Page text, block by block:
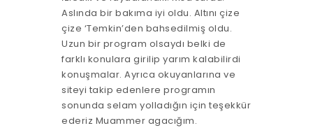
Aslında bir bakıma iyi oldu. Altını çize
çize ‘Temkin’den bahsedilmiş oldu.
Uzun bir program olsaydı belki de
farklı konulara girilip yarım kalabilirdi
konuşmalar. Ayrıca okuyanlarına ve
siteyi takip edenlere programın
sonunda selam yolladığın için teşekkür
ederiz Muammer agacığım.